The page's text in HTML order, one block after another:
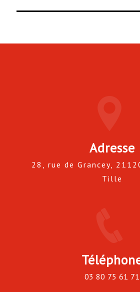
Adresse
28, rue de Grancey, 21120 Marey-sur-
Tille
03 80 75 61 71